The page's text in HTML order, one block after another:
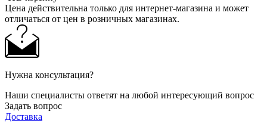
Цена действительна только для интернет-магазина и может
отличаться от цен в розничных магазинах.
Нужна консультация?
Наши специалисты ответят на любой интересующий вопрос
Задать вопрос
Доставка